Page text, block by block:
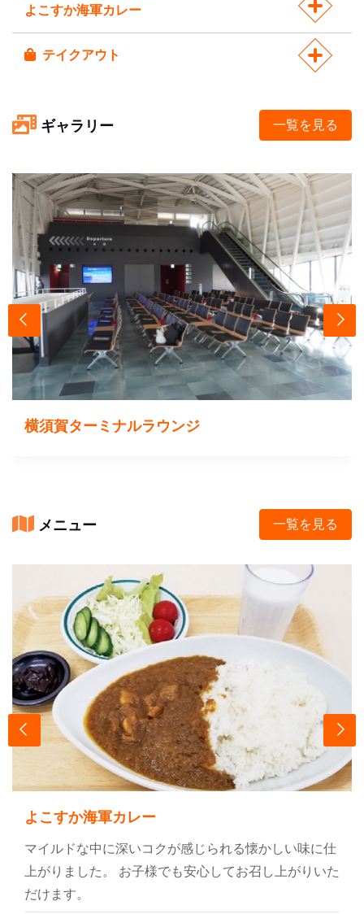
よこすか海軍カレー
テイクアウト
ギャラリー 一覧を見る
横須賀ターミナルラウンジ
メニュー 一覧を見る
よこすか海軍カレー
マイルドな中に深いコクが感じられる懐かしい味に仕
上がりました。 お子様でも安心してお召し上がりいた
だけます。